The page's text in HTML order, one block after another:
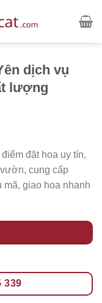
dịch vụ
lượng
điểm đặt hoa uy tín,
cung cấp
giao hoa nhanh
339